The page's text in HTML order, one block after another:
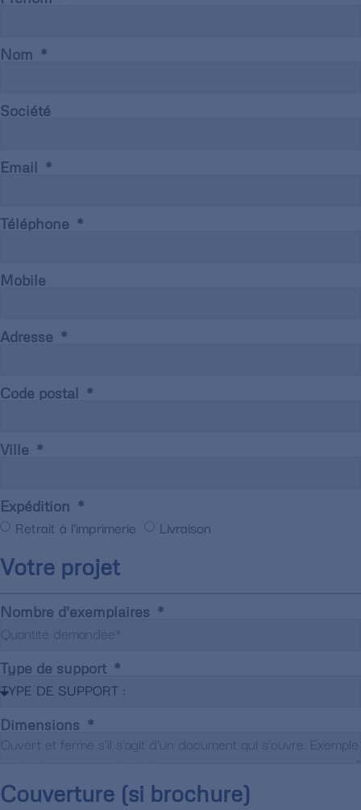
Nom
Société
Email
Téléphone
Mobile
Adresse
Code postal
Ville
Expédition
Retrait à l'imprimerie Livraison
Votre projet
Nombre d'exemplaires
Type de support
Dimensions
Couverture (si brochure)